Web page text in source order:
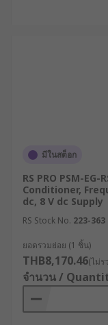
มีในสต็อก
RS PRO PSM-
Conditioner,
dc, 8 V dc Supply
RS Stock No. 223-363
ยอดรวมย่อย (1 ชิ้น)
THB8,170.46(ไม่
จำนวน /